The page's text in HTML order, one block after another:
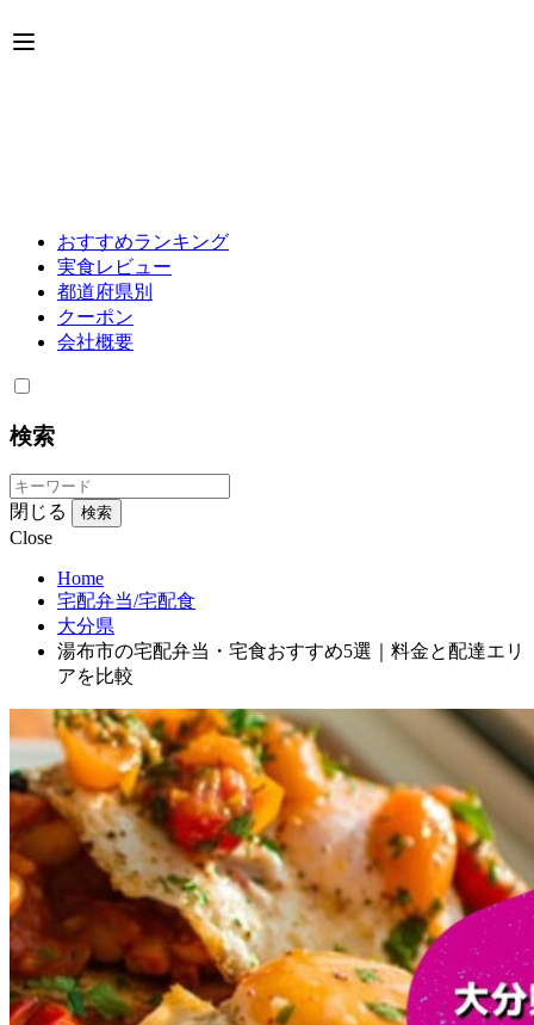
おすすめランキング
実食レビュー
都道府県別
クーポン
会社概要
検索
閉じる 検索
Close
Home
宅配弁当/宅配食
大分県
湯布市の宅配弁当・宅食おすすめ5選｜料金と配達エリ
アを比較